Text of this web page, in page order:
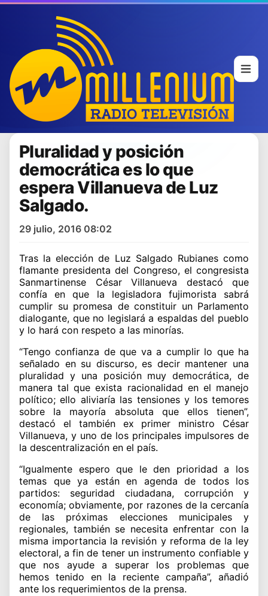
Pluralidad y posición
democrática es lo que
espera Villanueva de Luz
Salgado.
29 julio, 2016 08:02
Tras la elección de Luz Salgado Rubianes como
flamante presidenta del Congreso, el congresista
Sanmartinense César Villanueva destacó que
confía en que la legisladora fujimorista sabrá
cumplir su promesa de constituir un Parlamento
dialogante, que no legislará a espaldas del pueblo
y lo hará con respeto a las minorías.
“Tengo confianza de que va a cumplir lo que ha
señalado en su discurso, es decir mantener una
pluralidad y una posición muy democrática, de
manera tal que exista racionalidad en el manejo
político; ello aliviaría las tensiones y los temores
sobre la mayoría absoluta que ellos tienen”,
destacó el también ex primer ministro César
Villanueva, y uno de los principales impulsores de
la descentralización en el país.
“Igualmente espero que le den prioridad a los
temas que ya están en agenda de todos los
partidos: seguridad ciudadana, corrupción y
economía; obviamente, por razones de la cercanía
de las próximas elecciones municipales y
regionales, también se necesita enfrentar con la
misma importancia la revisión y reforma de la ley
electoral, a fin de tener un instrumento confiable y
que nos ayude a superar los problemas que
hemos tenido en la reciente campaña”, añadió
ante los requerimientos de la prensa.